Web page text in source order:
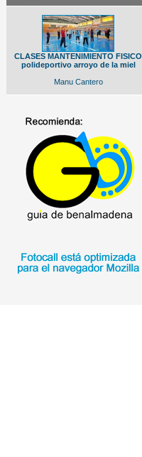
CLASES MANTENIMIENTO FISICO
polideportivo arroyo de la miel
Manu Cantero